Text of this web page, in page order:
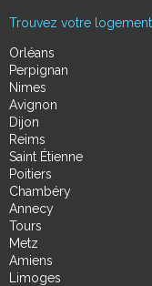
Trouvez votre
Orléans
Perpignan
Nimes
Avignon
Dijon
Reims
Saint Étienne
Poitiers
Chambéry
Annecy
Tours
Metz
Amiens
Limoges